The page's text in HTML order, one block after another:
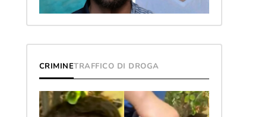
CRIMINETRAFFICO DI DROGA